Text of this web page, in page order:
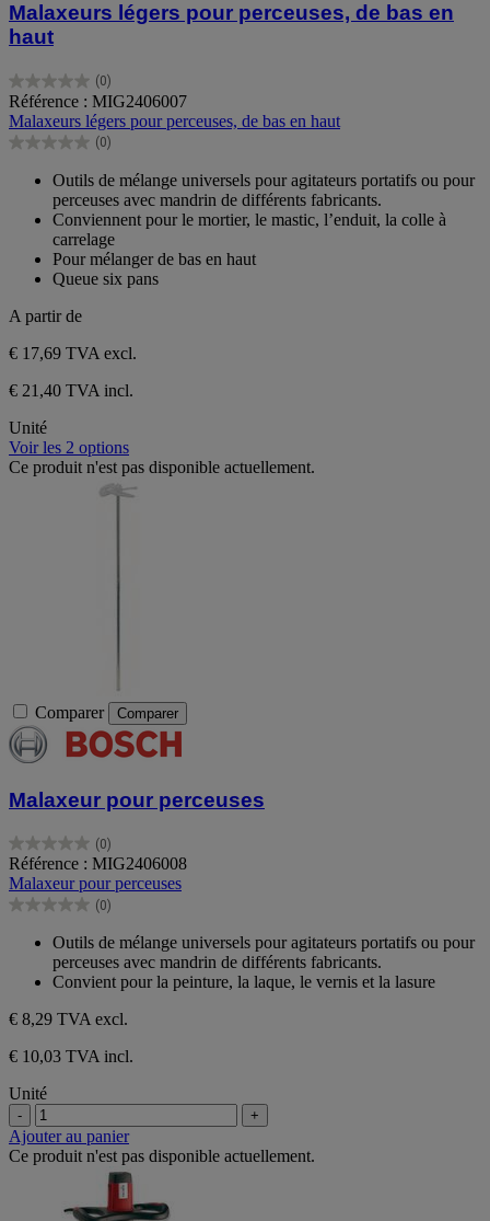
Malaxeurs légers pour perceuses, de bas en
haut
(0)
0.0
sur
5
étoiles.
Référence : MIG2406007
Malaxeurs légers pour perceuses, de bas en haut
(0)
0.0
étoiles.
Outils de mélange universels pour agitateurs portatifs ou pour
perceuses avec mandrin de différents fabricants.
Conviennent pour le mortier, le mastic, l’enduit, la colle à
carrelage
Pour mélanger de bas en haut
Queue six pans
A partir de
€ 17,69 TVA excl.
€ 21,40 TVA incl.
Unité
Voir les 2 options
Ce produit n'est pas disponible actuellement.
Comparer Comparer
Malaxeur pour perceuses
(0)
0.0
sur
5
étoiles.
Référence : MIG2406008
Malaxeur pour perceuses
(0)
0.0
étoiles.
Outils de mélange universels pour agitateurs portatifs ou pour
perceuses avec mandrin de différents fabricants.
Convient pour la peinture, la laque, le vernis et la lasure
€ 8,29 TVA excl.
€ 10,03 TVA incl.
Unité
- +
Ajouter au panier
Ce produit n'est pas disponible actuellement.